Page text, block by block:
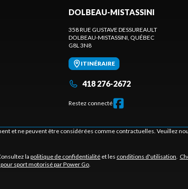
DOLBEAU-MISTASSINI
358 RUE GUSTAVE DESSUREAULT
DOLBEAU-MISTASSINI, QUÉBEC
G8L 3N8
ITINÉRAIRE
418 276-2672
Restez connecté
et ne peuvent être considérées comme contractuelles. Veuillez
la politique de confidentialitéet les conditions d'utilisation.
sport motorisé par Power Go.